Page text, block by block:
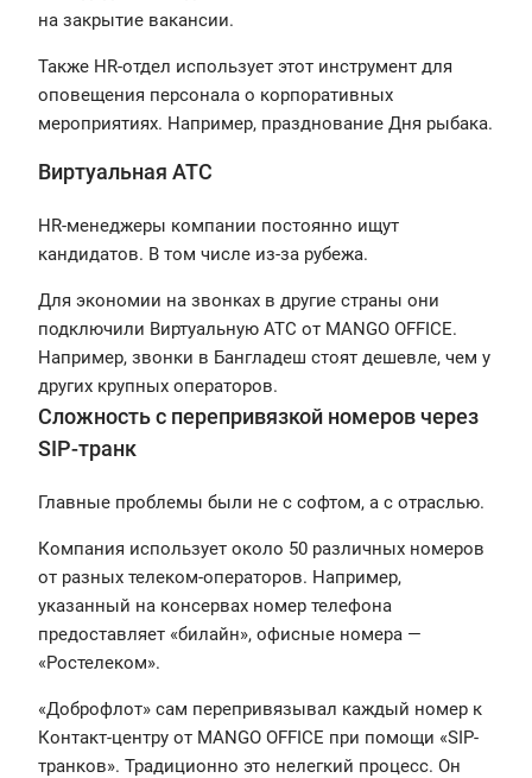
на закрытие вакансии.
Также HR-отдел использует этот инструмент для
оповещения персонала о корпоративных
мероприятиях. Например, празднование Дня рыбака.
Виртуальная АТС
HR-менеджеры компании постоянно ищут
кандидатов. В том числе из-за рубежа.
Для экономии на звонках в другие страны они
подключили Виртуальную АТС от MANGO OFFICE.
Например, звонки в Бангладеш стоят дешевле, чем у
других крупных операторов.
Сложность с перепривязкой номеров через
SIP-транк
Главные проблемы были не с софтом, а с отраслью.
Компания использует около 50 различных номеров
от разных телеком-операторов. Например,
указанный на консервах номер телефона
предоставляет «билайн», офисные номера —
«Ростелеком».
«Доброфлот» сам перепривязывал каждый номер к
Контакт-центру от MANGO OFFICE при помощи «SIP-
транков». Традиционно это нелегкий процесс. Он